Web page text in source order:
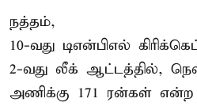
நத்தம்,
10-வது டிஎன்பிஎல்
2-வது லீக் ஆட்டத்தில்,
அணிக்கு 171 ரன்கள்